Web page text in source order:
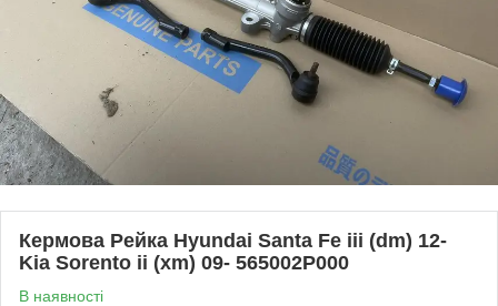
Кермова Рейка Hyundai Santa Fe iii (dm) 12-
Kia Sorento ii (xm) 09- 565002P000
В наявності